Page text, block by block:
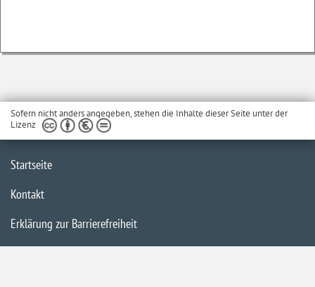
Sofern nicht anders angegeben, stehen die Inhalte dieser Seite unter der
Lizenz
Startseite
Kontakt
Erklärung zur Barrierefreiheit